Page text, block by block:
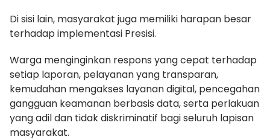
Di sisi lain, masyarakat juga memiliki harapan besar
terhadap implementasi Presisi.
Warga menginginkan respons yang cepat terhadap
setiap laporan, pelayanan yang transparan,
kemudahan mengakses layanan digital, pencegahan
gangguan keamanan berbasis data, serta perlakuan
yang adil dan tidak diskriminatif bagi seluruh lapisan
masyarakat.